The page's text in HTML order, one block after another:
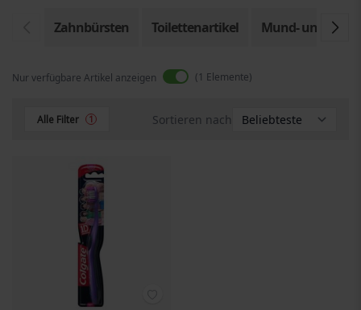
Zahnbürsten Toilettenartikel Mund- und
Nur verfügbare Artikel anzeigen 1 Elemente
Alle Filter 1 Sortieren nach